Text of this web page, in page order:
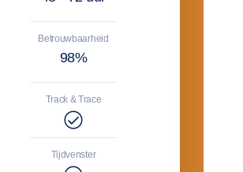
Betrouwbaarheid
98%
Track & Trace
Tijdvenster